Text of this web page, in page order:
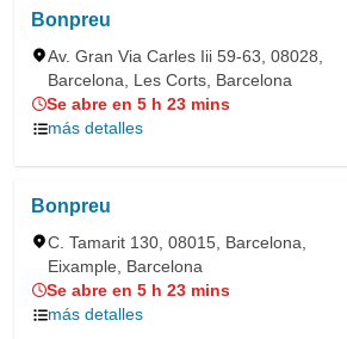
Bonpreu
Av. Gran Via Carles Iii 59-63, 08028,
Barcelona, Les Corts, Barcelona
Se abre en 5 h 23 mins
más detalles
Bonpreu
C. Tamarit 130, 08015, Barcelona,
Eixample, Barcelona
Se abre en 5 h 23 mins
más detalles